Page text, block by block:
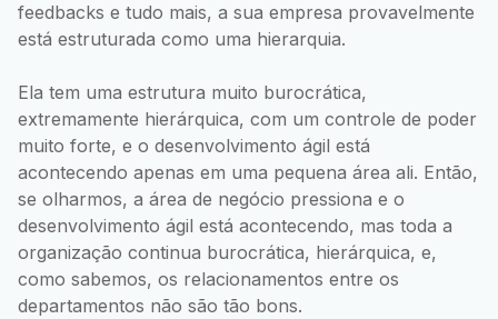
feedbacks e tudo mais, a sua empresa provavelmente
está estruturada como uma hierarquia.
Ela tem uma estrutura muito burocrática,
extremamente hierárquica, com um controle de poder
muito forte, e o desenvolvimento ágil está
acontecendo apenas em uma pequena área ali. Então,
se olharmos, a área de negócio pressiona e o
desenvolvimento ágil está acontecendo, mas toda a
organização continua burocrática, hierárquica, e,
como sabemos, os relacionamentos entre os
departamentos não são tão bons.